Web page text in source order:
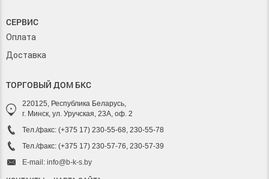
СЕРВИС
Оплата
Доставка
ТОРГОВЫЙ ДОМ БКС
220125, Республика Беларусь,
г. Минск, ул. Уручская, 23А, оф. 2
Тел./факс: (+375 17) 230-55-68, 230-55-78
Тел./факс: (+375 17) 230-57-76, 230-57-39
E-mail: info@b-k-s.by